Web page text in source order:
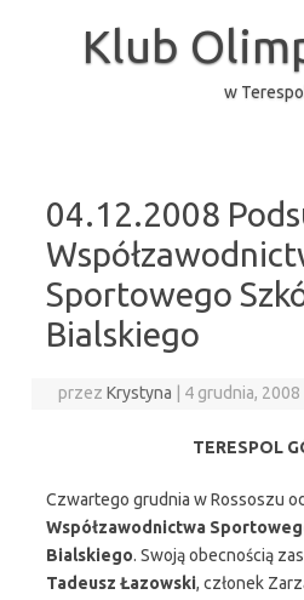
Klub
w
04.12.2008
Sportowego
Bialskiego
przezKrystyna 4 grudnia, 2008
TERESPOL
Czwartego grudnia w Rossoszu
Współzawodnictwa
Bialskiego. Swoją obecnością
Tadeusz Łazowski, członek